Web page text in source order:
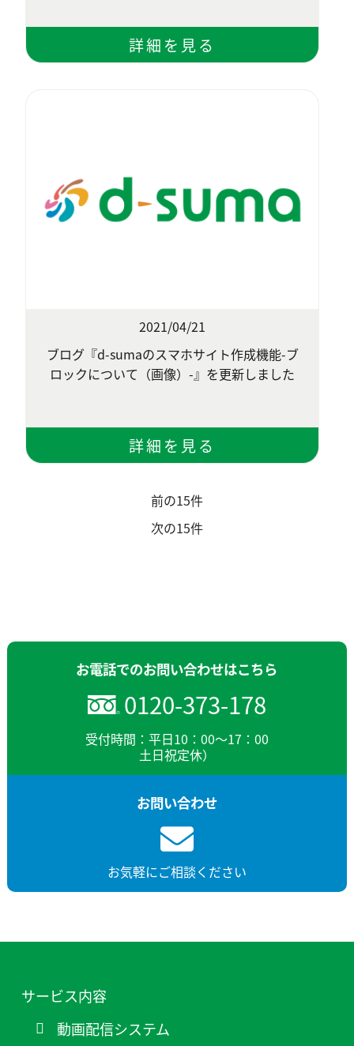
2021/04/21
ブログ『d-sumaのスマホサイト作成機能-ブ
ロックについて（画像）-』を更新しました
前の15件
次の15件
お電話でのお問い合わせはこちら
0120-373-178
受付時間：平日10：00～17：00
土日祝定休）
お問い合わせ
お気軽にご相談ください
サービス内容
動画配信システム